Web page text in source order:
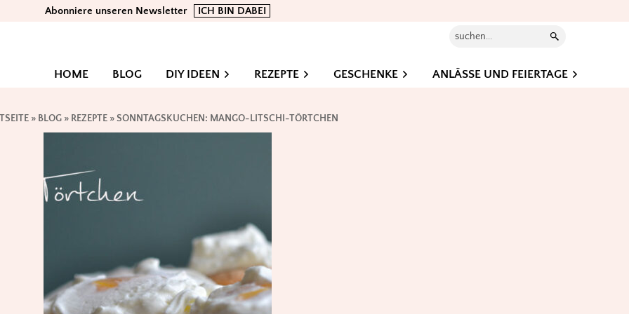
Abonniere unseren Newsletter ICH BIN DABEI
Suchen...
HOME BLOG DIY IDEEN REZEPTE GESCHENKE ANLÄSSE UND FEIERTAGE
» BLOG» REZEPTE»SONNTAGSKUCHEN: MANGO-LITSCHI-TÖRTCHEN